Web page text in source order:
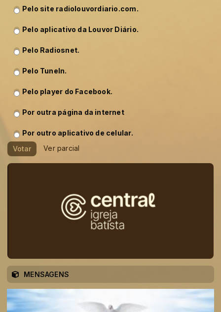
Pelo site radiolouvordiario.com.
Pelo aplicativo da Louvor Diário.
Pelo Radiosnet.
Pelo TuneIn.
Pelo player do Facebook.
Por outra página da internet
Por outro aplicativo de celular.
Votar
Ver parcial
MENSAGENS